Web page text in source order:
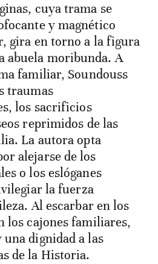
cuya trama se
y magnético
gira en torno a la figura
abuela moribunda. A
familiar, Soundouss
traumas
los sacrificios
reprimidos de las
La autora opta
alejarse de los
o los eslóganes
la fuerza
Al escarbar en los
los cajones familiares,
una dignidad a las
de la Historia.